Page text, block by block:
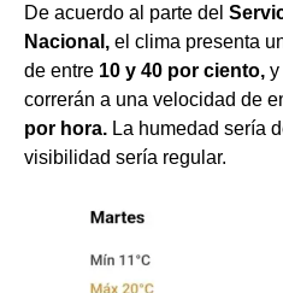
De acuerdo al parte del
Nacional, el clima presenta
de entre 10 y 40 por ciento, y
correrán a una velocidad de
por hora. La humedad sería
visibilidad sería regular.